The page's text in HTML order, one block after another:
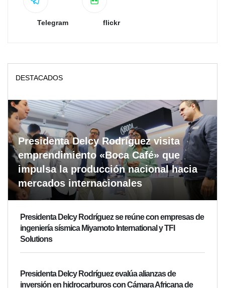
Telegram flickr
DESTACADOS
Presidenta Delcy Rodríguez visita
emprendimiento «Boca Café» que
impulsa la producción nacional hacia
mercados internacionales
Presidenta Delcy Rodríguez se reúne con empresas de
ingeniería sísmica Miyamoto International y TFI
Solutions
Presidenta Delcy Rodríguez evalúa alianzas de
inversión en hidrocarburos con Cámara Africana de